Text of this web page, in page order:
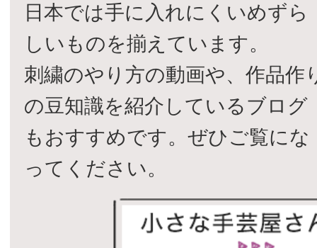
日本では手に入れにくいめずら
しいものを揃えています。
刺繍のやり方の動画や、作品作
の豆知識を紹介しているブログ
もおすすめです。ぜひご覧にな
ってください。